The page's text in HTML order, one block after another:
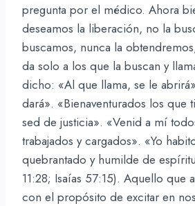
pregunta por el médico. Ahora
deseamos la liberación, no la
buscamos, nunca la
da solo a los que la buscan y
dicho: «Al que llama, se le
dará». «Bienaventurados los que
sed de justicia». «Venid a mí
trabajados y cargados». «Yo
quebrantado y humilde de
11:28; Isaías 57:15). Aquello que
con el propósito de excitar en